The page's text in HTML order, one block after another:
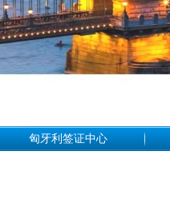
匈牙利签证中心